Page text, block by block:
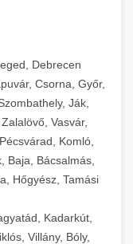
Debrecen
Csorna, Győr,
Ják,
Vasvár,
Komló,
Baja, Bácsalmás,
Hőgyész, Tamási
Kadarkút,
Villány, Bóly,